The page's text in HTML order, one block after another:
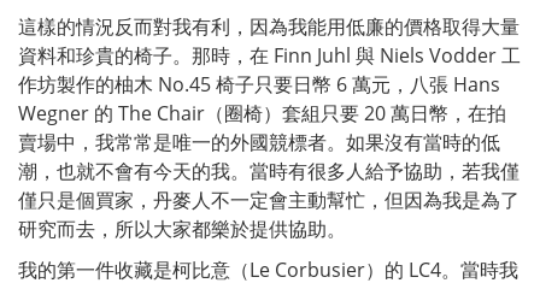
這樣的情況反而對我有利，因為我能用低廉的價格取得大量
資料和珍貴的椅子。那時，在 Finn Juhl 與 Niels Vodder 工
作坊製作的柚木 No.45 椅子只要日幣 6 萬元，八張 Hans
Wegner 的 The Chair（圈椅）套組只要 20 萬日幣，在拍
賣場中，我常常是唯一的外國競標者。如果沒有當時的低
潮，也就不會有今天的我。當時有很多人給予協助，若我僅
僅只是個買家，丹麥人不一定會主動幫忙，但因為我是為了
研究而去，所以大家都樂於提供協助。
我的第一件收藏是柯比意（Le Corbusier）的 LC4。當時我